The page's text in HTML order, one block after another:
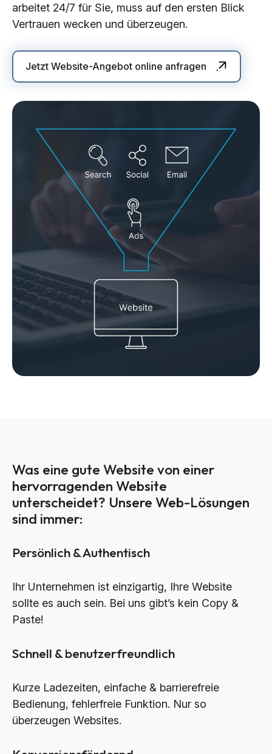
arbeitet 24/7 für Sie, muss auf den ersten Blick
Vertrauen wecken und überzeugen.
Jetzt Website-Angebot online anfragen
Was eine gute Website von einer
hervorragenden Website
unterscheidet? Unsere Web-Lösungen
sind immer:
Persönlich & Authentisch
Ihr Unternehmen ist einzigartig, Ihre Website
sollte es auch sein. Bei uns gibt’s kein Copy &
Paste!
Schnell & benutzerfreundlich
Kurze Ladezeiten, einfache & barrierefreie
Bedienung, fehlerfreie Funktion. Nur so
überzeugen Websites.